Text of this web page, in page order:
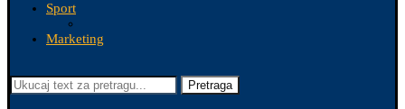
Sport
Marketing
Pretraga